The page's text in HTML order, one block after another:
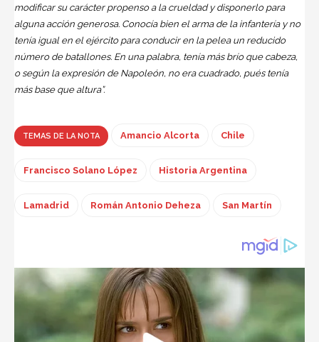
modificar su carácter propenso a la crueldad y disponerlo para
alguna acción generosa. Conocía bien el arma de la infantería y no
tenía igual en el ejército para conducir en la pelea un reducido
número de batallones. En una palabra, tenía más brío que cabeza,
o según la expresión de Napoleón, no era cuadrado, pués tenía
más base que altura”.
TEMAS DE LA NOTA Amancio Alcorta Chile
Francisco Solano López Historia Argentina
Lamadrid Román Antonio Deheza San Martín